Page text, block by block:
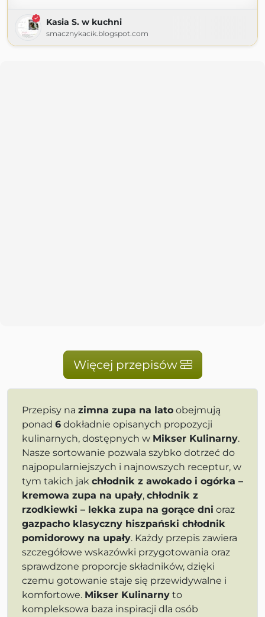
Kasia S. w kuchni
smacznykacik.blogspot.com
Więcej przepisów
Przepisy na zimna zupa na lato obejmują
ponad 6 dokładnie opisanych propozycji
kulinarnych, dostępnych w Mikser Kulinarny.
Nasze sortowanie pozwala szybko dotrzeć do
najpopularniejszych i najnowszych receptur, w
tym takich jak chłodnik z awokado i ogórka –
kremowa zupa na upały, chłodnik z
rzodkiewki – lekka zupa na gorące dni oraz
gazpacho klasyczny hiszpański chłodnik
pomidorowy na upały. Każdy przepis zawiera
szczegółowe wskazówki przygotowania oraz
sprawdzone proporcje składników, dzięki
czemu gotowanie staje się przewidywalne i
komfortowe. Mikser Kulinarny to
kompleksowa baza inspiracji dla osób